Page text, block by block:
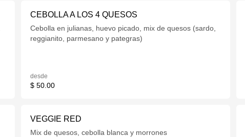
CEBOLLA A LOS 4 QUESOS
Cebolla en julianas, huevo picado, mix de quesos (sardo,
reggianito, parmesano y pategras)
desde
$ 50.00
VEGGIE RED
Mix de quesos, cebolla blanca y morrones